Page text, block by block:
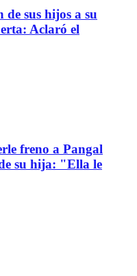
de sus hijos a su
Aclaró el
freno a Pangal
su hija: "Ella le